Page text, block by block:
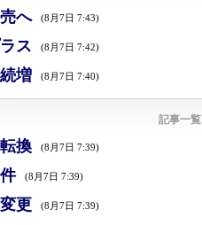
へ (8月7日 7:43)
ス (8月7日 7:42)
増 (8月7日 7:40)
記事一覧
換 (8月7日 7:39)
(8月7日 7:39)
更 (8月7日 7:39)